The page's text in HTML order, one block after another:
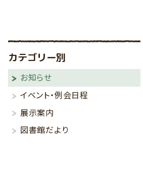
カテゴリー別
お知らせ
イベント・例会日程
展示案内
図書館だより